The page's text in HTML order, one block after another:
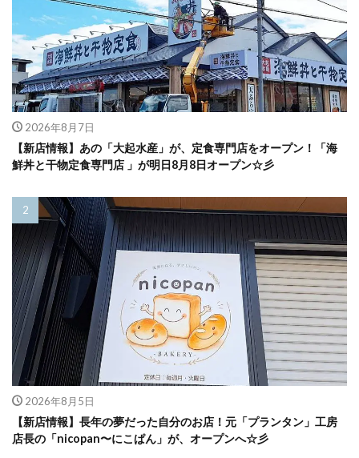
2026年8月7日
【新店情報】あの「大起水産」が、定食専門店をオープン！「海
鮮丼と干物定食専門店 」が明日8月8日オープン☆彡
2026年8月5日
【新店情報】長年の夢だった自分のお店！元「プランタン」工房
店長の「nicopan〜にこぱん」が、オープンへ☆彡